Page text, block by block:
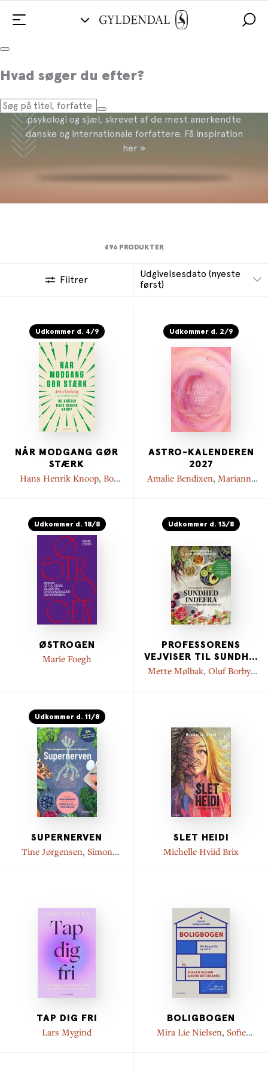
Hvad søger du efter?
Krop og sind
Find det bedste udvalg af bøger om krop, sundhed,
psykologi og sjæl, skrevet af de mest anerkendte
danske og internationale forfattere. Få inspiration
her »
496 PRODUKTER
Filtrer
Udgivelsesdato (nyeste
først)
Udkommer d. 4/9
NÅR MODGANG GØR
STÆRK
Hans Henrik Knoop, Bo
Udkommer d. 2/9
ASTRO-KALENDEREN
2027
Amalie Bendixen, Marianne
Udkommer d. 18/8
ØSTROGEN
Marie Foegh
Udkommer d. 13/8
PROFESSORENS
VEJVISER TIL SUNDH ...
Mette Mølbak, Oluf Borbye
Udkommer d. 11/8
SUPERNERVEN
Tine Jørgensen, Simon
SLET HEIDI
Michelle Hviid Brix
TAP DIG FRI
Lars Mygind
BOLIGBOGEN
Mira Lie Nielsen, Sofie